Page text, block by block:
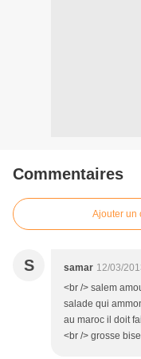
Commentaires
Ajouter un
S samar 12/03/
<br /> salem
salade qui
au maroc il doit
<br /> grosse